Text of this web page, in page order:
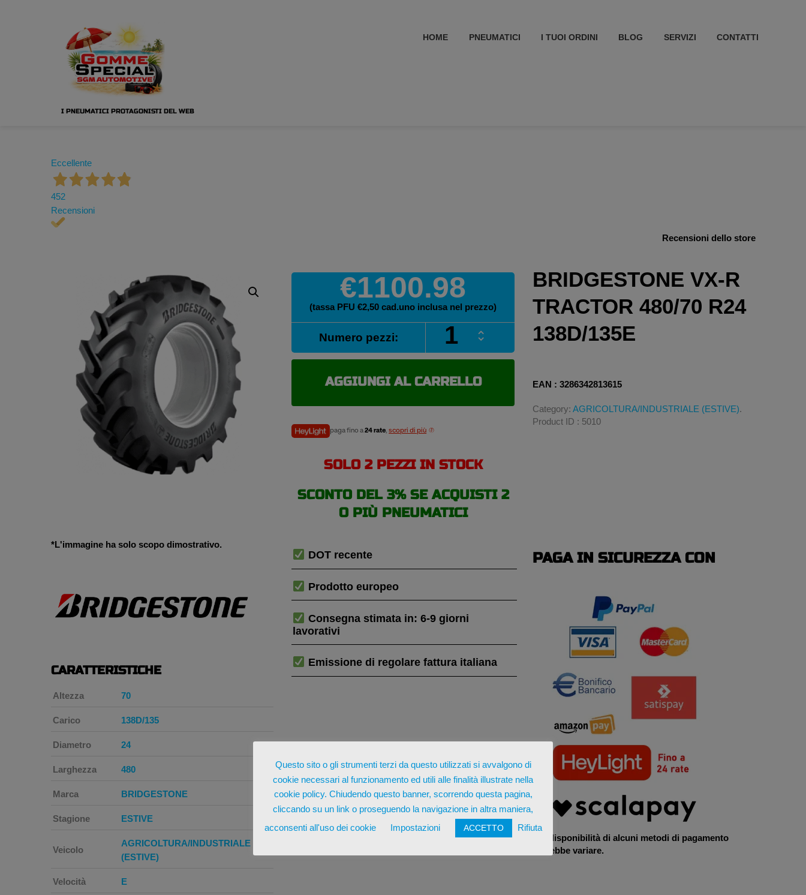
I PNEUMATICI PROTAGONISTI DEL WEB
HOME PNEUMATICI I TUOI ORDINI BLOG SERVIZI CONTATTI
Eccellente
452
Recensioni
Recensioni dello store
€1100.98
(tassa PFU €2,50 cad.uno inclusa nel prezzo)
Numero pezzi:
BRIDGESTONE
R
480/70
138D/135E
AGGIUNGI AL CARRELLO
paga fino a24 rate,scopri di più
SOLO 2 PEZZI IN STOCK
SCONTO DEL 3% SE ACQUISTI 2
O PIÙ PNEUMATICI
BRIDGESTONE VX-R
TRACTOR 480/70 R24
138D/135E
EAN : 3286342813615
Category: AGRICOLTURA/INDUSTRIALE (ESTIVE).
Product ID : 5010
*L'immagine ha solo scopo dimostrativo.
CARATTERISTICHE
Altezza 70
Carico 138D/135
Diametro 24
Larghezza 480
Marca BRIDGESTONE
Stagione ESTIVE
Veicolo
AGRICOLTURA/INDUSTRIALE
(ESTIVE)
Velocità E
DOT recente
Prodotto europeo
Consegna stimata in: 6-9 giorni
lavorativi
Emissione di regolare fattura italiana
PAGA IN SICUREZZA CON
*La disponibilità di alcuni metodi di pagamento
potrebbe variare.
Questo sito o gli strumenti terzi da questo utilizzati si avvalgono di
cookie necessari al funzionamento ed utili alle finalità illustrate nella
cookie policy. Chiudendo questo banner, scorrendo questa pagina,
cliccando su un link o proseguendo la navigazione in altra maniera,
acconsenti all'uso dei cookie
Impostazioni ACCETTO Rifiuta